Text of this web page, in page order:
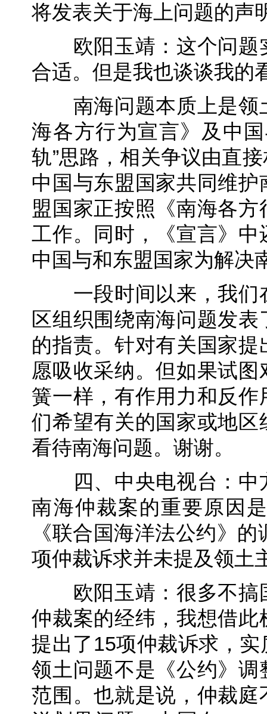
将发表关于海上问题的声
欧阳玉靖：这个问题
合适。但是我也谈谈我的
南海问题本质上是领
海各方行为宣言》及中
轨”思路，相关争议由直
中国与东盟国家共同维
盟国家正按照《南海各
工作。同时，《宣言》
中国与和东盟国家为解决
一段时间以来，我们
区组织围绕南海问题发
的指责。针对有关国家
愿吸收采纳。但如果试
簧一样，有作用力和反
们希望有关的国家或地
看待南海问题。谢谢。
四、中央电视台：中
南海仲裁案的重要原因
《联合国海洋法公约》
项仲裁诉求并未提及领土
欧阳玉靖：很多不搞
仲裁案的经纬，我想借
提出了15项仲裁诉求，
领土问题不是《公约》
范围。也就是说，仲裁